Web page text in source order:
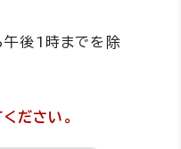
後1時までを除
ださい。